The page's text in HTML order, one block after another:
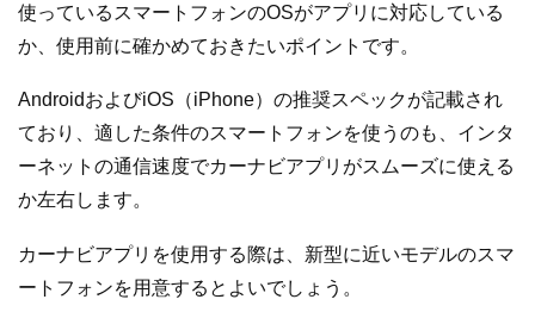
使っているスマートフォンのOSがアプリに対応している
か、使用前に確かめておきたいポイントです。
AndroidおよびiOS（iPhone）の推奨スペックが記載され
ており、適した条件のスマートフォンを使うのも、インタ
ーネットの通信速度でカーナビアプリがスムーズに使える
か左右します。
カーナビアプリを使用する際は、新型に近いモデルのスマ
ートフォンを用意するとよいでしょう。